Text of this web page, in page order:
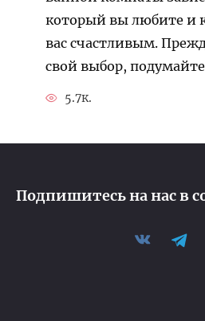
который вы любите и
вас счастливым.
свой выбор, подумайте
5.7к.
Подпишитесь на нас в